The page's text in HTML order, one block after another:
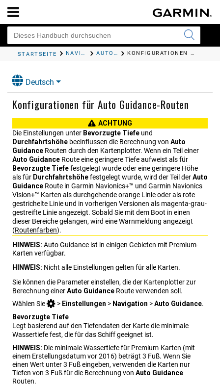
STARTSEITE NAVIGATION MIT EINEM KARTENPLOTTER AUTO GUIDANCE KONFIGURATIONEN FÜR AUTO GUIDANCE-ROUTEN
Deutsch
Konfigurationen für Auto Guidance-Routen
ACHTUNG
Die Einstellungen unter Bevorzugte Tiefe und
Durchfahrtshöhe beeinflussen die Berechnung von Auto
Guidance Routen durch den Kartenplotter. Wenn ein Teil einer
Auto Guidance Route eine geringere Tiefe aufweist als für
Bevorzugte Tiefefestgelegt wurde oder eine geringere Höhe
als für Durchfahrtshöhefestgelegt wurde, wird der Teil derAuto
Guidance Route in Garmin Navionics+™ und Garmin Navionics
Vision+™ Karten als durchgehende orange Linie oder als rote
gestrichelte Linie und in vorherigen Versionen als magenta-grau-
gestreifte Linie angezeigt. Sobald Sie mit dem Boot in einen
dieser Bereiche gelangen, wird eine Warnmeldung angezeigt
(Routenfarben).
HINWEIS: Auto Guidance ist in einigen Gebieten mit Premium-
Karten verfügbar.
HINWEIS: Nicht alle Einstellungen gelten für alle Karten.
Sie können die Parameter einstellen, die der Kartenplotter zur
Berechnung einerAuto Guidance Route verwenden soll.
Wählen Sie
> Einstellungen > Navigation >Auto Guidance.
Bevorzugte Tiefe
Legt basierend auf den Tiefendaten der Karte die minimale
Wassertiefe fest, die für das Schiff geeignet ist.
HINWEIS: Die minimale Wassertiefe für Premium-Karten (mit
einem Erstellungsdatum vor 2016) beträgt 3 Fuß. Wenn Sie
einen Wert unter 3 Fuß eingeben, verwenden die Karten nur
Tiefen von 3 Fuß für die Berechnung von Auto Guidance
Routen.